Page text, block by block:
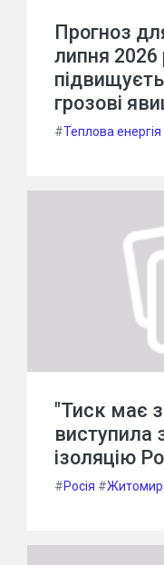
Прогноз
липня 2026
грозові
#Теплова енергія
"Тиск має
виступила
ізоляцію
#Росія #